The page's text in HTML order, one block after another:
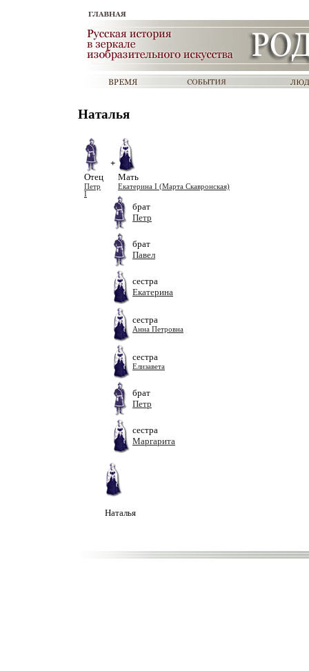
Наталья
Отец
Петр
I
+
Мать
Екатерина I (Марта Скавронская)
брат
Петр
брат
Павел
сестра
Екатерина
сестра
Анна Петровна
сестра
Елизавета
брат
Петр
сестра
Маргарита
Наталья